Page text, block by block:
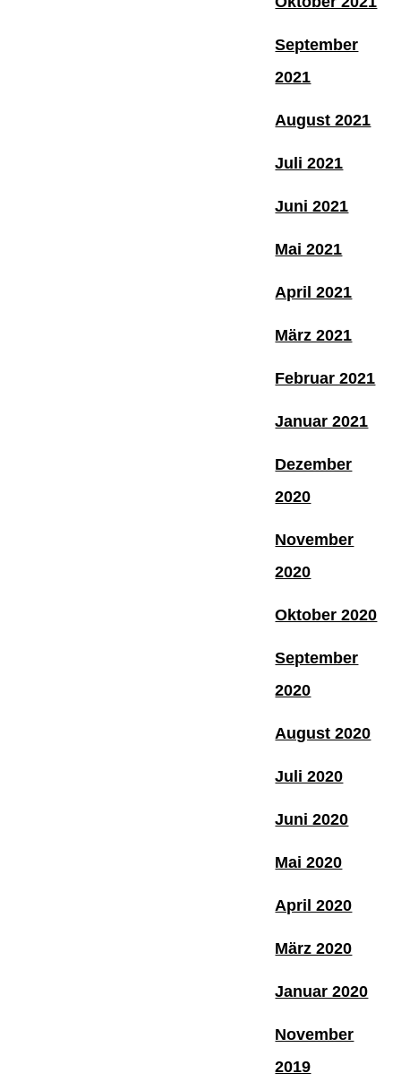
September
2021
August 2021
Juli 2021
Juni 2021
Mai 2021
April 2021
März 2021
Februar 2021
Januar 2021
Dezember
2020
November
2020
Oktober 2020
September
2020
August 2020
Juli 2020
Juni 2020
Mai 2020
April 2020
März 2020
Januar 2020
November
2019